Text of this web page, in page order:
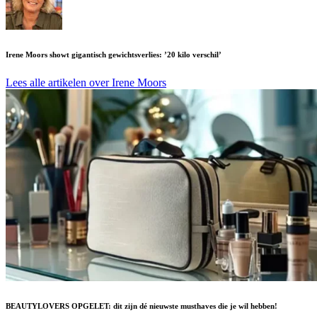
Irene Moors showt gigantisch gewichtsverlies: ’20 kilo verschil’
Lees alle artikelen over Irene Moors
BEAUTYLOVERS OPGELET: dit zijn dé nieuwste musthaves die je wil hebben!